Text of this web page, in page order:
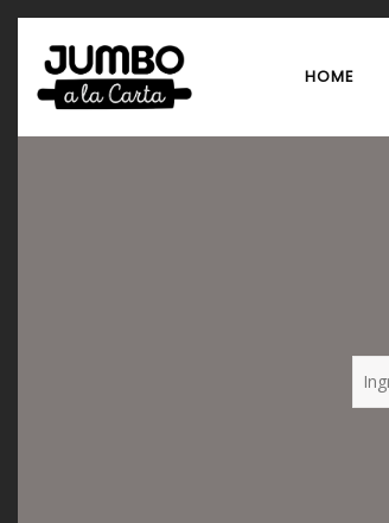
HOME